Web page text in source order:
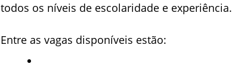
todos os níveis de escolaridade e experiência.
Entre as vagas disponíveis estão: